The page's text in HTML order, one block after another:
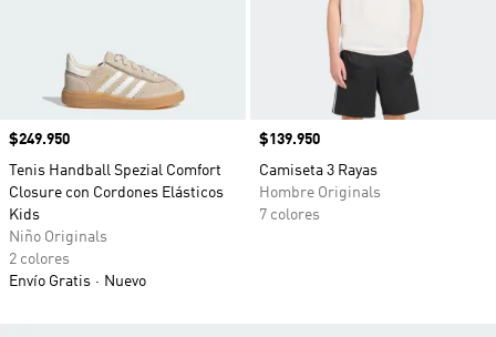
Precio
$249.950
Tenis Handball Spezial Comfort
Closure con Cordones Elásticos
Kids
Niño Originals
2 colores
Envío Gratis
Nuevo
Precio
$139.950
Camiseta 3 Rayas
Hombre Originals
7 colores